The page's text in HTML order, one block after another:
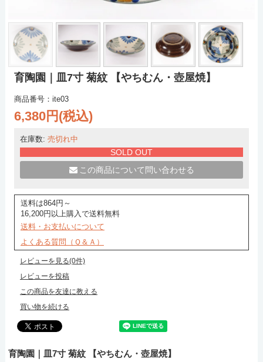
育陶園｜皿7寸 菊紋 【やちむん・壺屋焼】
商品番号：ite03
6,380円(税込)
在庫数: 売切れ中
SOLD OUT
この商品について問い合わせる
送料は864円～
16,200円以上購入で送料無料
送料・お支払いについて
よくある質問（Ｑ＆Ａ）
レビューを見る(0件)
レビューを投稿
この商品を友達に教える
買い物を続ける
育陶園｜皿7寸 菊紋 【やちむん・壺屋焼】